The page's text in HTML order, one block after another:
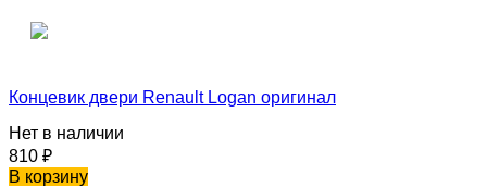
Концевик двери Renault Logan оригинал
Нет в наличии
810 ₽
В корзину